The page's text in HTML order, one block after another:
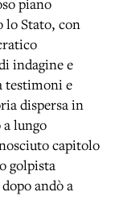
lo Stato, con
indagine e
testimoni e
dispersa in
lungo
capitolo
golpista
andò a